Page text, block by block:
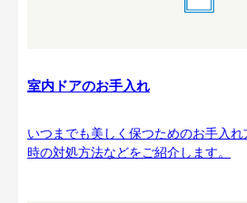
室内ドアのお手入れ
いつまでも美しく保つためのお手入
時の対処方法などをご紹介します。